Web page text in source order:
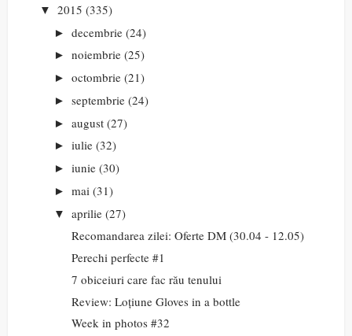
▼ 2015 (335)
► decembrie (24)
► noiembrie (25)
► octombrie (21)
► septembrie (24)
► august (27)
► iulie (32)
► iunie (30)
► mai (31)
▼ aprilie (27)
Recomandarea zilei: Oferte DM (30.04 - 12.05)
Perechi perfecte #1
7 obiceiuri care fac rău tenului
Review: Loțiune Gloves in a bottle
Week in photos #32